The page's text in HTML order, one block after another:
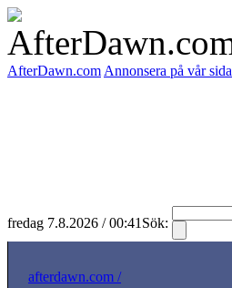
AfterDawn.com Annonsera på vår sida
fredag 7.8.2026 / 00:41 Sök:
afterdawn.com /